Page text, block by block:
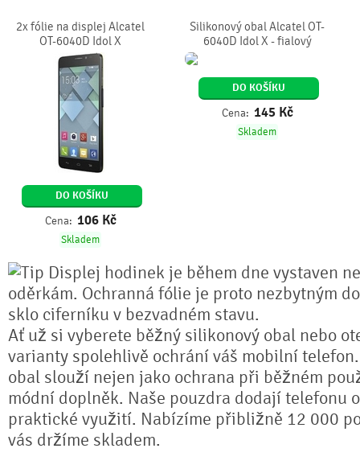
2x fólie na displej Alcatel
OT-6040D Idol X
DO KOŠÍKU
Cena: 106 Kč
Skladem
Silikonový obal Alcatel OT-
6040D Idol X - fialový
DO KOŠÍKU
Cena: 145 Kč
Skladem
Displej hodinek je během dne vystaven
oděrkám. Ochranná fólie je proto nezbytným
sklo ciferníku v bezvadném stavu.
Ať už si vyberete běžný silikonový obal nebo
varianty spolehlivě ochrání váš mobilní
obal slouží nejen jako ochrana při běžném
módní doplněk. Naše pouzdra dodají telefonu
praktické využití. Nabízíme přibližně 12 000
vás držíme skladem.